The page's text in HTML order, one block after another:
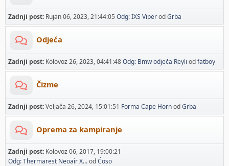
Zadnji post: Rujan 06, 2023, 21:44:05 Odg: IXS ViperodGrba
Odjeća
Zadnji post: Kolovoz 26, 2023, 04:41:48Odg: Bmw odječa Reyli odfatboy
Čizme
Zadnji post:Veljača 26, 2024, 15:01:51 Forma Cape HornodGrba
Oprema za kampiranje
Zadnji post: Kolovoz 06, 2017, 19:00:21
Odg: Thermarest Neoair X...odĆoso